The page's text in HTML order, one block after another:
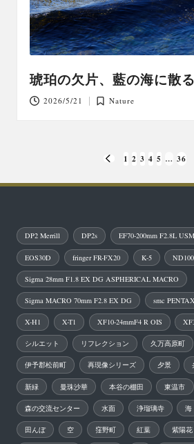
琥珀の欠片、藍の海に散る
2026/5/21
Posted
Nature
稿
ペ
ー
ジ
送
り
PREVIOUS
1 2 3 4 5 … 36
DP2 Merrill DP2s EF70-200mm F2.8L USM
EOS30D fringer FR-FX20 K-5
Sigma 28mm F1.8 EX DG ASPHERICAL MACRO
Sigma MACRO 70mm F2.8 EX DG smc
X-H1 X-T1 XF10-24mmF4 R OIS
シルエット リフレクション 久万高原町
伊予郡松前町 再現像シリーズ 夕景
新緑 曼珠沙華 本谷の棚田 東温市
森の交流センター 水面 浄瑠璃寺 海
田んぼ 空 窪野町 紅葉 紫陽花